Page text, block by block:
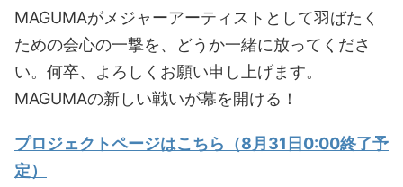
MAGUMAがメジャーアーティストとして羽ばたく
ための会心の一撃を、どうか一緒に放ってくださ
い。何卒、よろしくお願い申し上げます。
MAGUMAの新しい戦いが幕を開ける！
プロジェクトページはこちら（8月31日0:00終了予
定）